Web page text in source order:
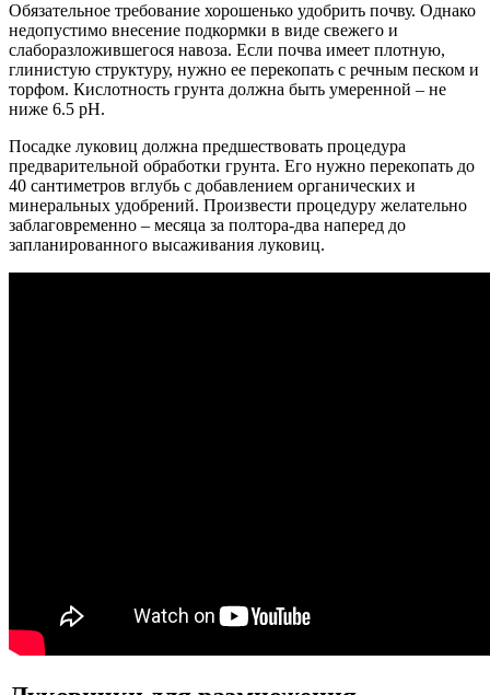
Обязательное требование хорошенько удобрить почву. Однако
недопустимо внесение подкормки в виде свежего и
слаборазложившегося навоза. Если почва имеет плотную,
глинистую структуру, нужно ее перекопать с речным песком и
торфом. Кислотность грунта должна быть умеренной – не
ниже 6.5 рН.
Посадке луковиц должна предшествовать процедура
предварительной обработки грунта. Его нужно перекопать до
40 сантиметров вглубь с добавлением органических и
минеральных удобрений. Произвести процедуру желательно
заблаговременно – месяца за полтора-два наперед до
запланированного высаживания луковиц.